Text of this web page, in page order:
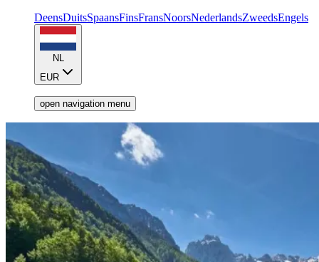
DeensDuitsSpaansFinsFransNoorsNederlandsZweedsEngels
NL
EUR
open navigation menu